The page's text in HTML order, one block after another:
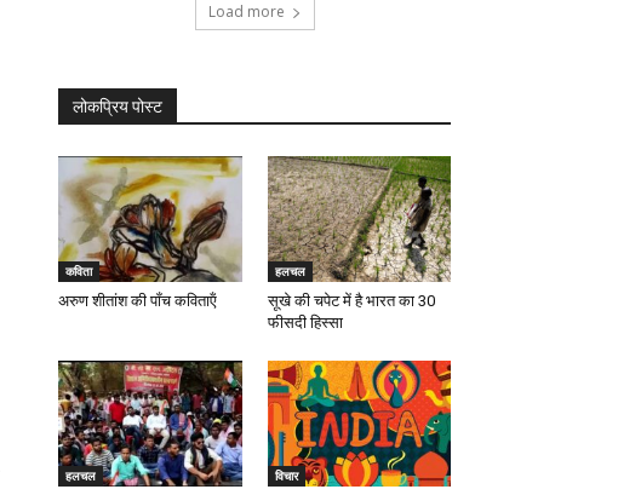
Load more
लोकप्रिय पोस्ट
कविता
अरुण शीतांश की पॉंच कविताऍं
हलचल
सूखे की चपेट में है भारत का 30
फीसदी हिस्सा
हलचल विचार